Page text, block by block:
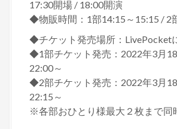
17:30開場 / 18:00開演
◆物販時間：1部14:15～15:15 / 2
◆チケット発売場所：LivePocket
◆1部チケット発売：2022年3月18
22:00～
◆2部チケット発売：2022年3月18
22:15～
※各部おひとり様最大２枚まで同